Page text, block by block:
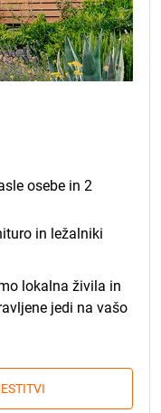
osebe in 2
in ležalniki
lokalna živila in
jedi na vašo